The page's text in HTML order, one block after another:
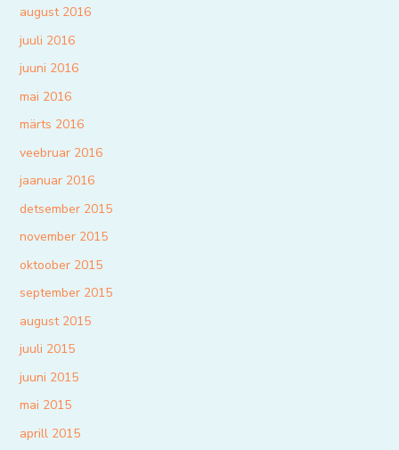
august 2016
juuli 2016
juuni 2016
mai 2016
märts 2016
veebruar 2016
jaanuar 2016
detsember 2015
november 2015
oktoober 2015
september 2015
august 2015
juuli 2015
juuni 2015
mai 2015
aprill 2015